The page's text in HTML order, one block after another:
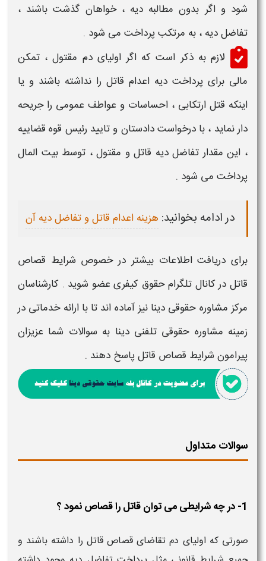
شود و اگر بدون مطالبه دیه، خواهان گذشت باشند ،
تفاضلدیه ، به مرتکب پرداخت می شود .
لازم به ذکر است که اگر اولیای دم مقتول ، تمکن
مالی برای پرداخت دیه اعدام قاتل را نداشته باشند و یا
اینکه قتل ارتکابی ، احساسات و عواطف عمومی را جریحه
دار نماید ، با درخواست دادستان و تایید رئیس قوه قضاییه
، این مقدار تفاضل دیه قاتل و مقتول ، توسط بیت المال
پرداخت می شود .
در ادامه بخوانید: هزینه اعدام قاتل و تفاضل دیه آن
برای دریافت اطلاعات بیشتر در خصوص شرایط قصاص
قاتل در کانال تلگرام حقوق کیفری عضو شوید . کارشناسان
مرکز مشاوره حقوقی دینا نیز آماده اند تا با ارائه خدماتی در
زمینه مشاوره حقوقی تلفنی دینا به سوالات شما عزیزان
پیرامون شرایط قصاص قاتلپاسخ دهند .
سوالات متداول
1- در چه شرایطی می توان قاتل را قصاص نمود ؟
صورتی که اولیای دم تقاضای قصاص قاتل را داشته باشند و